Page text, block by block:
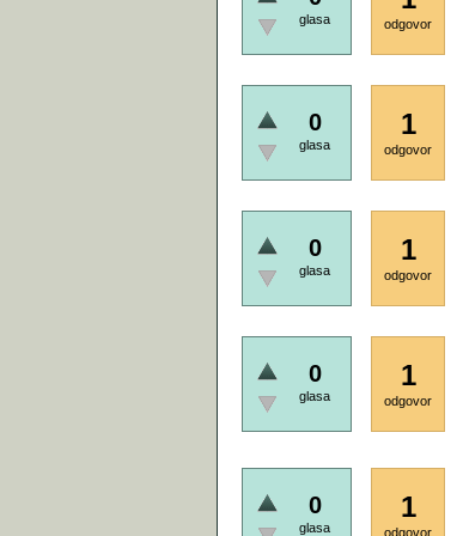
glasa odgovor
0
glasa
1
odgovor
0
glasa
1
odgovor
0
glasa
1
odgovor
0
glasa
1
odgovor